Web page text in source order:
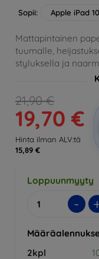
Sopii: Apple iPad
Mattapintainen
tuumalle,
styluksella ja
21,90 €
19,70 €
Hinta ilman ALV:tä
15,89 €
Loppuunmyyty
-
2kpl